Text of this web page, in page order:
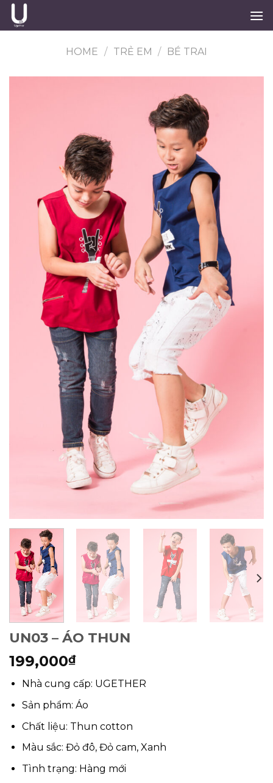
Skip
HOME / TRẺ EM / BÉ TRAI
UN03 – ÁO THUN
199,000₫
Nhà cung cấp: UGETHER
Sản phẩm: Áo
Chất liệu: Thun cotton
Màu sắc: Đỏ đô, Đỏ cam, Xanh
Tình trạng: Hàng mới